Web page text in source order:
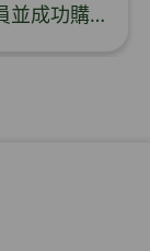
介紹好友登記成為ZINOMALL新會員並成功購物，您即可獲得$50Mall Dollar現金回贈，你的好友亦可同時獲得$50Mall Dollar現金回贈。 **舊會員必須完成首張訂單才可開通邀請好友獎賞計劃** 1. 舊會員可於 我的帳戶>>>邀請好友獎賞 中找到 好友推薦碼 (紅圈位置) 2. 會員可複製好友推薦碼並透過 Whatsapp / Facebook / Email分享給自己好友。推薦好友次數不限，介紹愈多新朋友，可獲得愈多Mall Dollar現金回贈。 3. 好友